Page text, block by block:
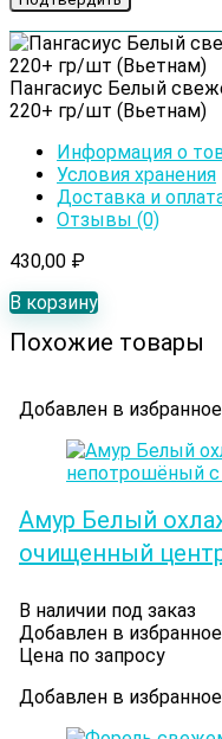
Пангасиус Белый
220+ гр/шт (Вьетнам)
Информация о
Условия хранения
Доставка и
Отзывы (0)
430,00 ₽
В корзину
Похожие товары
Добавлен в избранное
Амур Белый
очищенный
В наличии под заказ
Добавлен в избранное
Цена по запросу
Добавлен в избранное